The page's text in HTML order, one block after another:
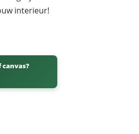
interieur!